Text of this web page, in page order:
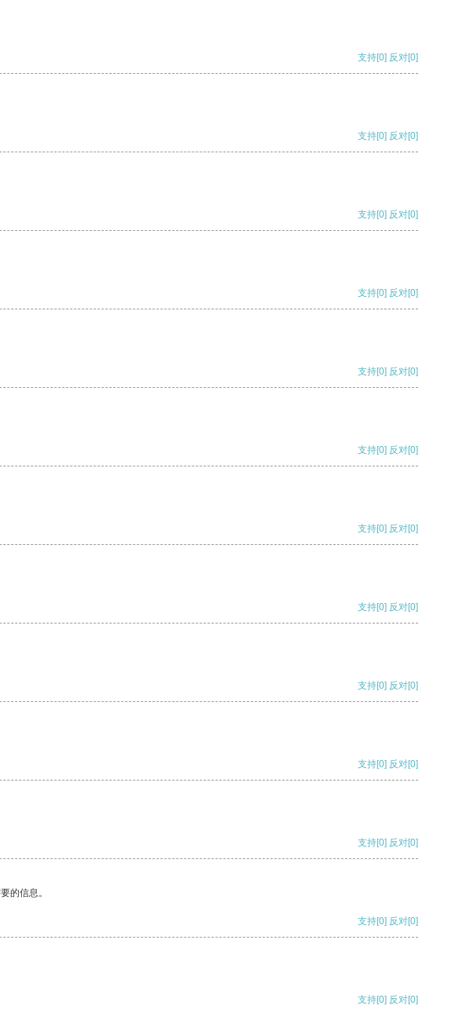
支持[0] 反对[0]
支持[0] 反对[0]
支持[0] 反对[0]
支持[0] 反对[0]
支持[0] 反对[0]
支持[0] 反对[0]
支持[0] 反对[0]
支持[0] 反对[0]
支持[0] 反对[0]
支持[0] 反对[0]
支持[0] 反对[0]
的信息。
支持[0] 反对[0]
支持[0] 反对[0]